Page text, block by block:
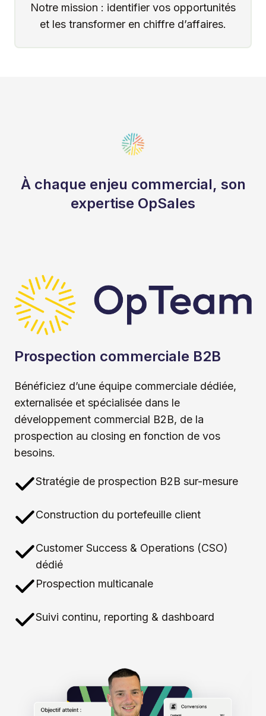
Notre mission : identifier vos opportunités
et les transformer en chiffre d’affaires.
À chaque enjeu commercial, son
expertise OpSales
Prospection commerciale B2B
Bénéficiez d’une équipe commerciale dédiée,
externalisée et spécialisée dans le
développement commercial B2B, de la
prospection au closing en fonction de vos
besoins.
Stratégie de prospection B2B sur-mesure
Construction du portefeuille client
Customer Success & Operations (CSO)
dédié
Prospection multicanale
Suivi continu, reporting & dashboard